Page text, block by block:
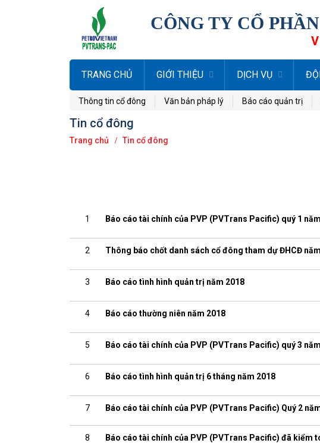
CÔNG TY CỔ
TRANG CHỦ GIỚI THIỆU DỊCH VỤ
Tin cổ đông
Trang chủ Tin cổ đông
Thông tin cổ đông Văn bản pháp lý Báo cáo quản trị
1 Báo cáo tài chính của PVP (PVTrans Pacific) quý 1
2 Thông báo chốt danh sách cổ đông tham dự ĐHCĐ
3 Báo cáo tình hình quản trị năm 2018
4 Báo cáo thường niên năm 2018
5 Báo cáo tài chính của PVP (PVTrans Pacific) quý 3
6 Báo cáo tình hình quản trị 6 tháng năm 2018
7 Báo cáo tài chính của PVP (PVTrans Pacific) Quý 2
8 Báo cáo tài chính của PVP (PVTrans Pacific) đã kiểm